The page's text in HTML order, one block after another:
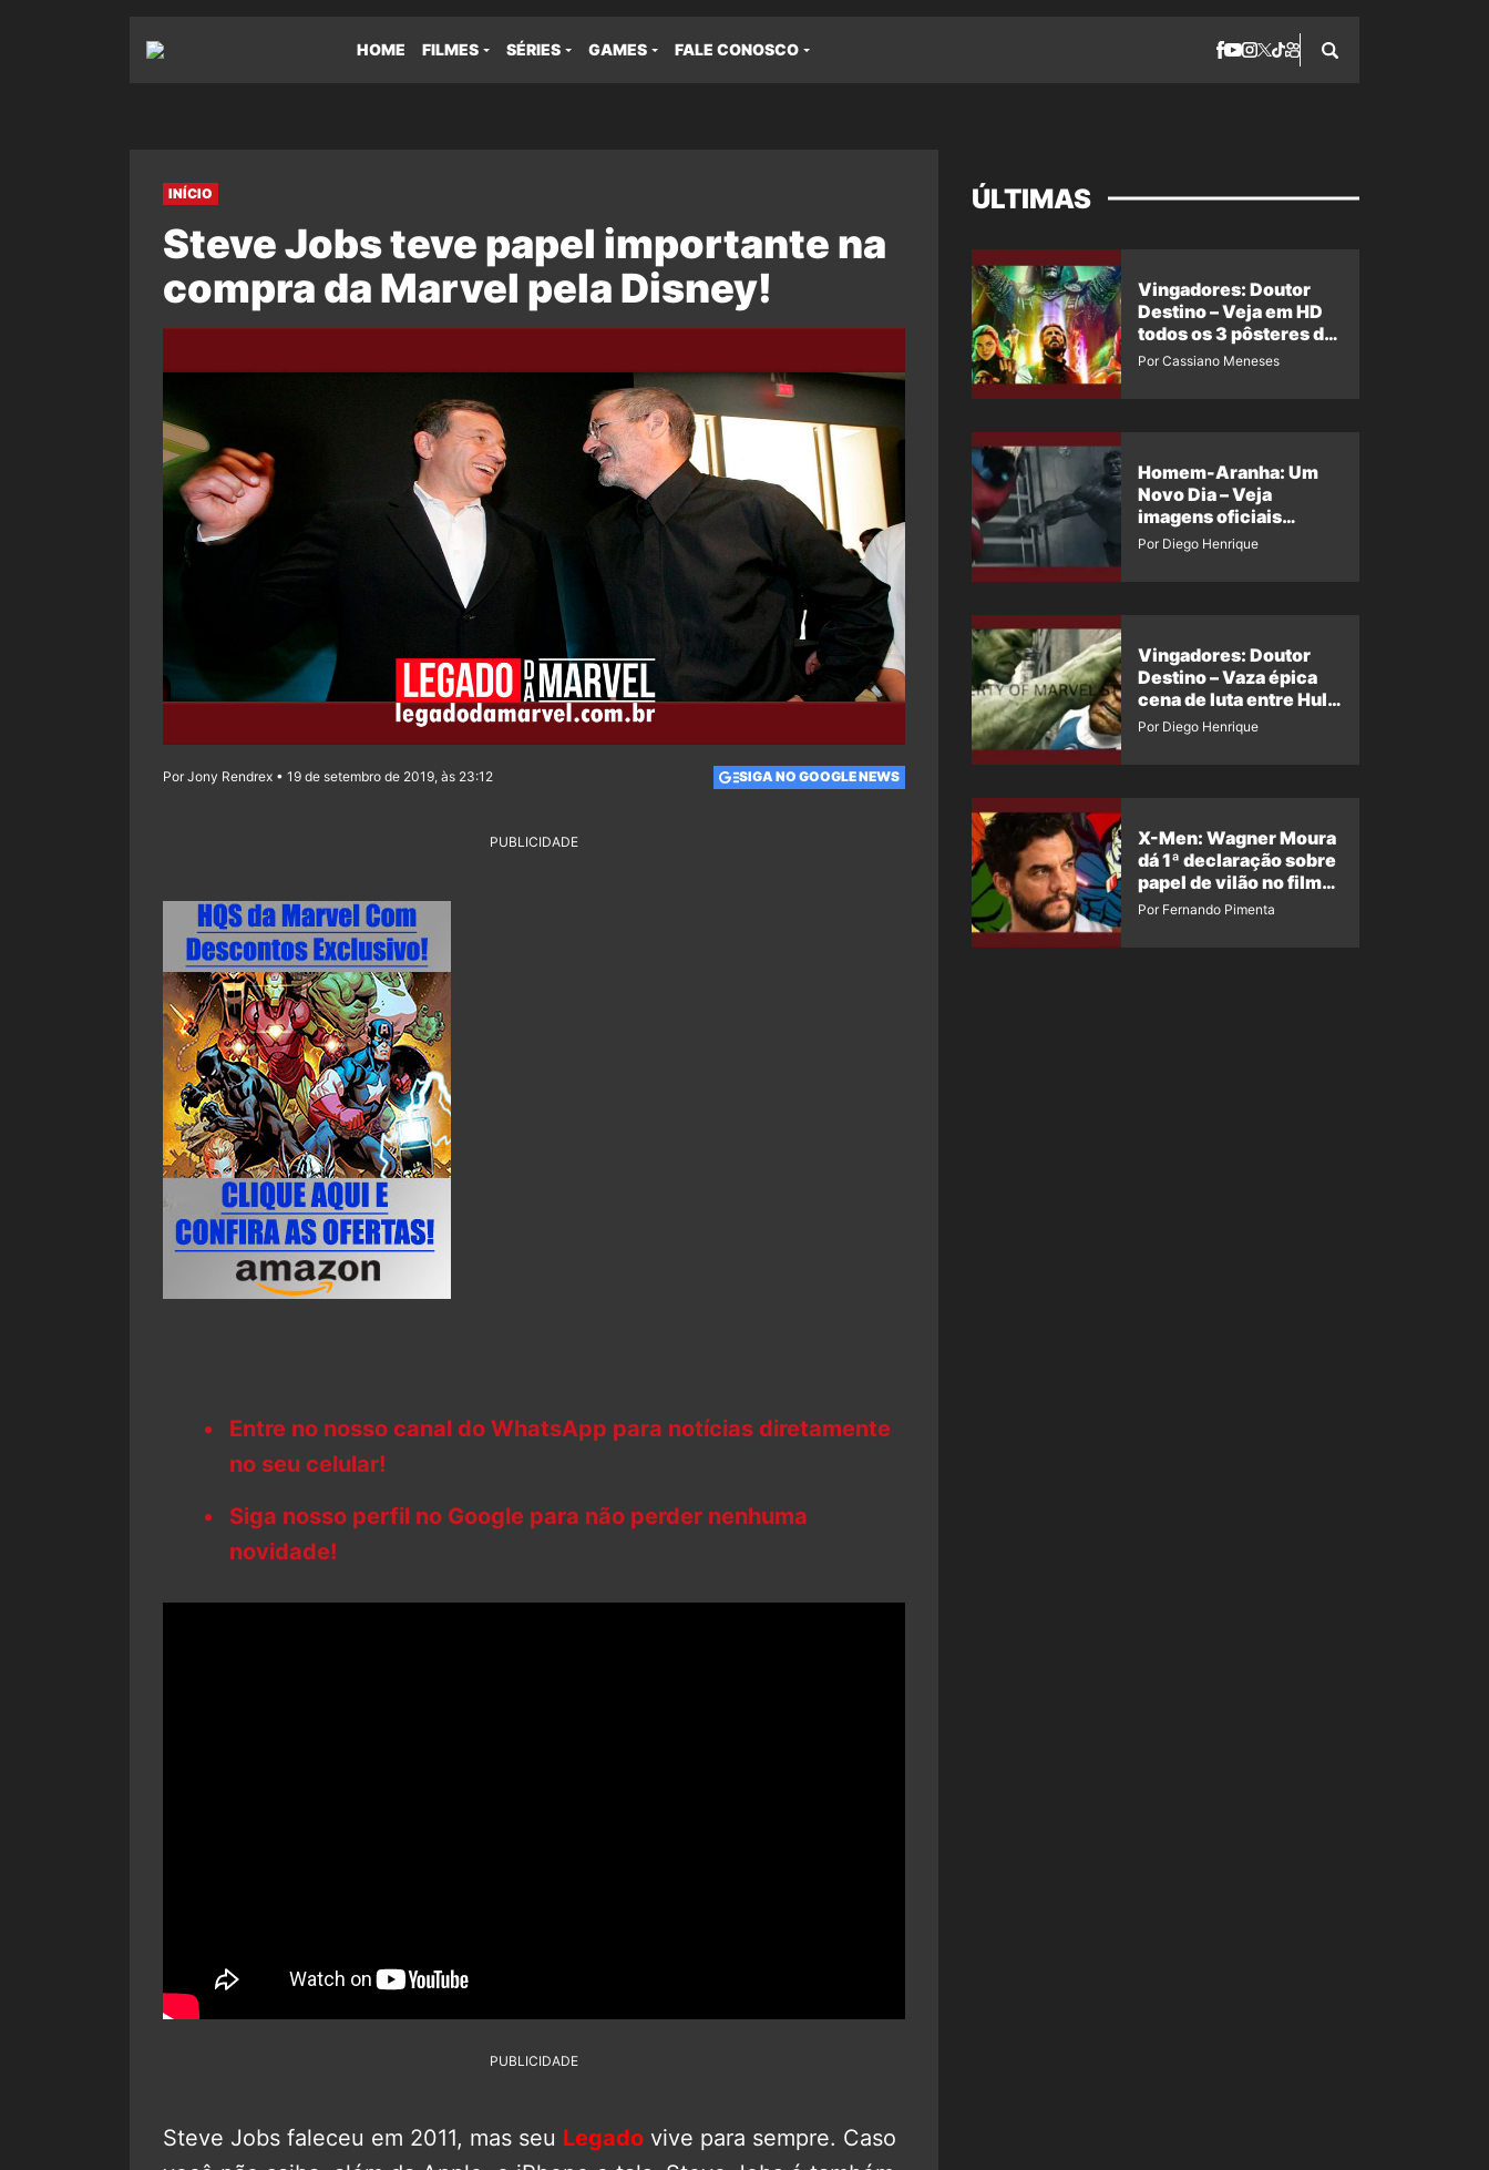
HOME FILMES SÉRIES GAMES FALE CONOSCO
INÍCIO
Steve Jobs teve papel importante na
compra da Marvel pela Disney!
Por Jony Rendrex • 19 de setembro de 2019, às 23:12 SIGA NO GOOGLE NEWS
PUBLICIDADE
Entre no nosso canal do WhatsApp para notícias diretamente
no seu celular!
Siga nosso perfil no Google para não perder nenhuma
novidade!
PUBLICIDADE
Steve Jobs faleceu em 2011, mas seu Legado vive para sempre. Caso
ÚLTIMAS
Vingadores: Doutor
Destino – Veja em HD
todos os 3 pôsteres de
‘Doomsday’ + 1 imagem
Por Cassiano Meneses
Homem-Aranha: Um
Novo Dia – Veja
imagens oficiais
descartadas do Hulk
Por Diego Henrique
Vingadores: Doutor
Destino – Vaza épica
cena de luta entre Hulk
e o Coisa
Por Diego Henrique
X-Men: Wagner Moura
dá 1ª declaração sobre
papel de vilão no filme
da Marvel
Por Fernando Pimenta